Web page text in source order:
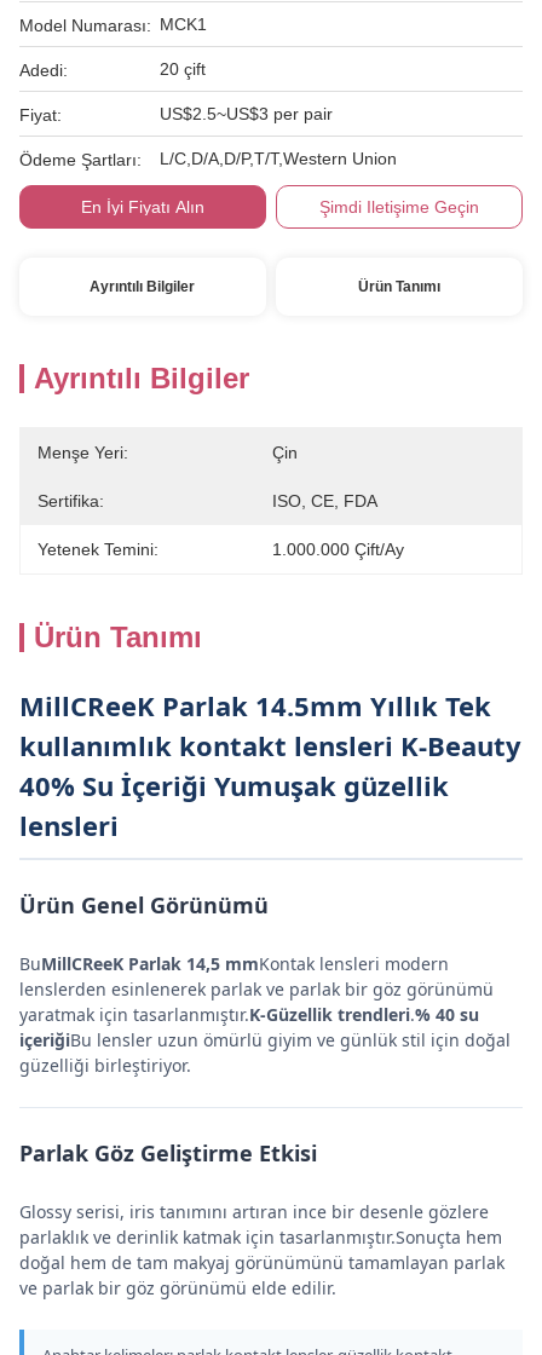
Model Numarası: MCK1
Adedi: 20 çift
Fiyat: US$2.5~US$3 per pair
Ödeme Şartları: L/C,D/A,D/P,T/T,Western Union
En İyi Fiyatı Alın Şimdi Iletişime Geçin
Ayrıntılı Bilgiler Ürün Tanımı
Ayrıntılı Bilgiler
Menşe Yeri: Çin
Sertifika: ISO, CE, FDA
Yetenek Temini: 1.000.000 Çift/ay
Ürün Tanımı
MillCReeK Parlak 14.5mm Yıllık Tek
kullanımlık kontakt lensleri K-Beauty
40% Su İçeriği Yumuşak güzellik
lensleri
Ürün Genel Görünümü
BuMillCReeK Parlak 14,5 mmKontak lensleri modern
lenslerden esinlenerek parlak ve parlak bir göz görünümü
yaratmak için tasarlanmıştır.K-Güzellik trendleri.% 40 su
içeriğiBu lensler uzun ömürlü giyim ve günlük stil için doğal
güzelliği birleştiriyor.
Parlak Göz Geliştirme Etkisi
Glossy serisi, iris tanımını artıran ince bir desenle gözlere
parlaklık ve derinlik katmak için tasarlanmıştır.Sonuçta hem
doğal hem de tam makyaj görünümünü tamamlayan parlak
ve parlak bir göz görünümü elde edilir.